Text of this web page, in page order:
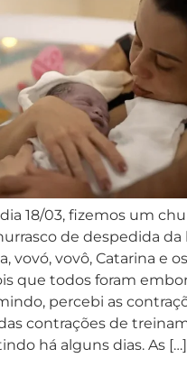
18/03, fizemos um
de despedida da
vovó, vovô, Catarina e
que todos foram
percebi as
contrações de
há alguns dias. As […]